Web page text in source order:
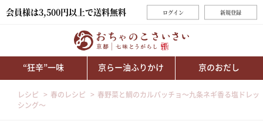
会員様は3,500円以上で送料無料 ログイン 新規登録
“狂辛”一味 京らー油ふりかけ 京のおだし
レシピ 春のレシピ
春野菜と鯛のカルパッチョ～九条ネギ香る塩ドレッ
シング～